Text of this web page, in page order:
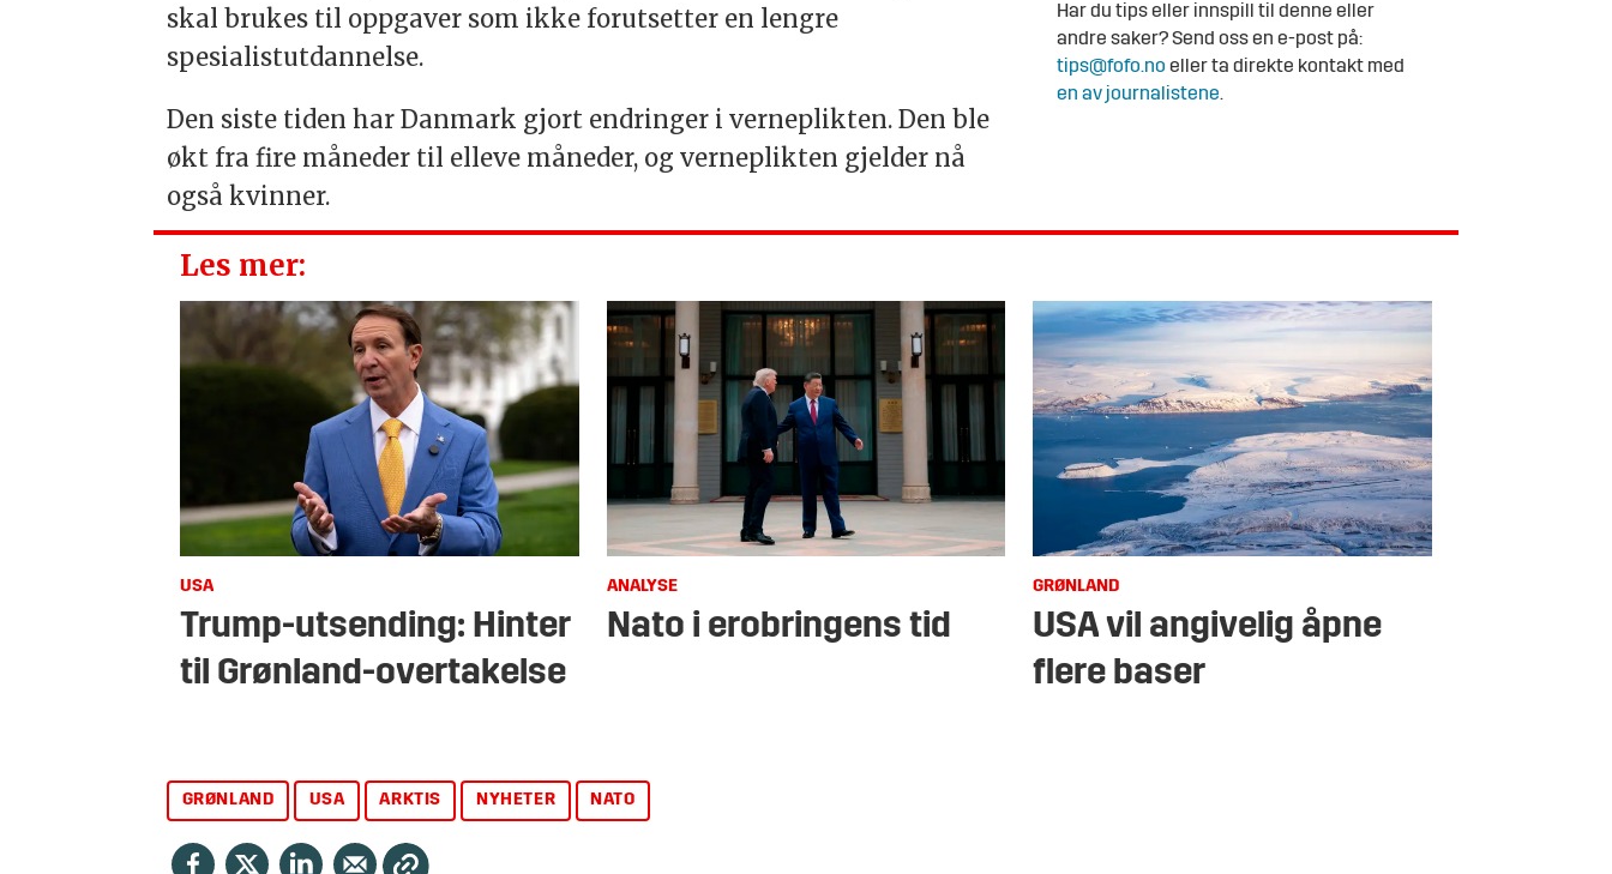
Har du tips eller innspill til denne eller
andre saker? Send oss en e-post på:
tips@fofo.no eller ta direkte kontakt med
en av journalistene.
skal brukes til oppgaver som ikke forutsetter en lengre
spesialistutdannelse.
Den siste tiden harDanmark gjort endringer i verneplikten. Den ble
økt fra fire måneder til elleve måneder, og verneplikten gjelder nå
også kvinner.
Les mer:
USA
Trump-utsending: Hinter
til Grønland-overtakelse
ANALYSE
Nato i erobringens tid
GRØNLAND
USA vil angivelig åpne
flere baser
GRØNLAND USA ARKTIS NYHETER NATO